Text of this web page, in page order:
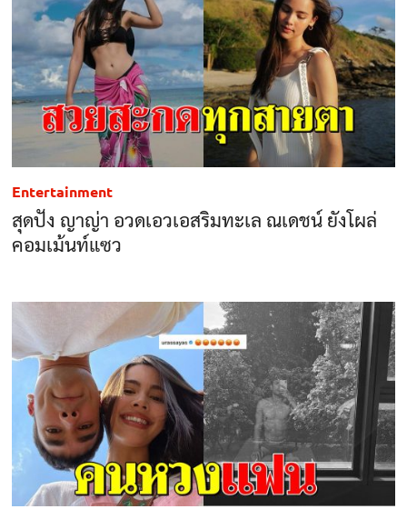
Entertainment
สุดปัง ญาญ่า อวดเอวเอสริมทะเล ณเดชน์ ยังโผล่
คอมเม้นท์แซว